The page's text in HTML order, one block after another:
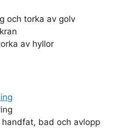
och torka av golv
av hyllor
handfat, bad och avlopp